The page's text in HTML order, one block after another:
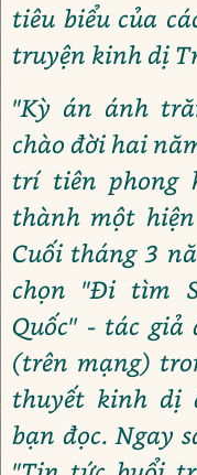
tiêu biểu của
truyện kinh dị
"Kỳ án ánh
chào đời hai
trí tiên phong
thành một
Cuối tháng 3
chọn "Đi tìm
Quốc'' - tác
(trên mạng)
thuyết kinh dị
bạn đọc. Ngay